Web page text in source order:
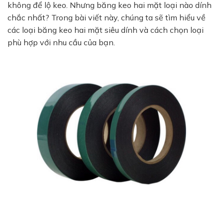
không để lộ keo. Nhưng băng keo hai mặt loại nào dính
chắc nhất? Trong bài viết này, chúng ta sẽ tìm hiểu về
các loại băng keo hai mặt siêu dính và cách chọn loại
phù hợp với nhu cầu của bạn.